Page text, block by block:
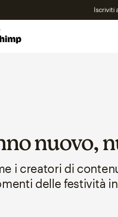
Iscriviti
nuovo,
i creatori di
delle festività